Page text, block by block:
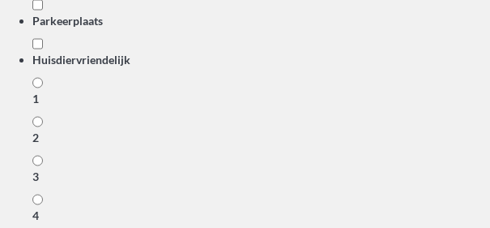
Parkeerplaats
Huisdiervriendelijk
1
2
3
4